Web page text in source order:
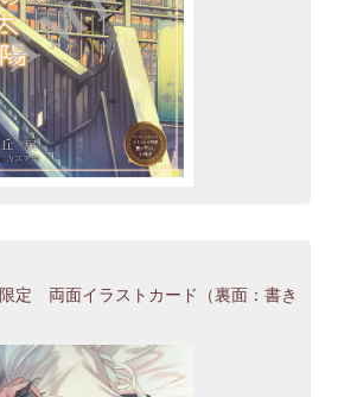
定 両面イラストカード（裏面：書き